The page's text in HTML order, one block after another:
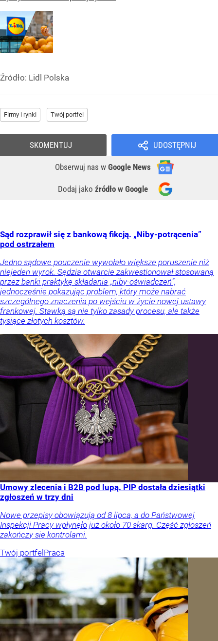
Źródło: Lidl Polska
Firmy i rynki Twój portfel
UDOSTĘPNIJ
Obserwuj nas w Google News
Dodaj jako źródło w Google
SKOMENTUJ
Sąd rozprawił się z bankową fikcją. „Niby-potrącenia”
pod ostrzałem
Jedno sądowe pouczenie wywołało większe poruszenie niż
niejeden wyrok. Sędzia otwarcie zakwestionował stosowaną
przez banki praktykę składania „niby-oświadczeń”,
jednocześnie pokazując problem, który może nabrać
szczególnego znaczenia po wejściu w życie nowej ustawy
frankowej. Stawką są nie tylko zasady procesu, ale także
tysiące złotych kosztów.
Umowy zlecenia i B2B pod lupą. PIP dostała dziesiątki
zgłoszeń w trzy dni
Nowe przepisy obowiązują od 8 lipca, a do Państwowej
Inspekcji Pracy wpłynęło już około 70 skarg. Część zgłoszeń
zakończy się kontrolami.
Twój portfelPraca